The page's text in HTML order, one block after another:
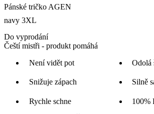
Pánské tričko AGEN
navy 3XL
Do vyprodání
Čeští mistři - produkt pomáhá
Není vidět pot
Odolá
Snižuje zápach Silně
Rychle schne 100%